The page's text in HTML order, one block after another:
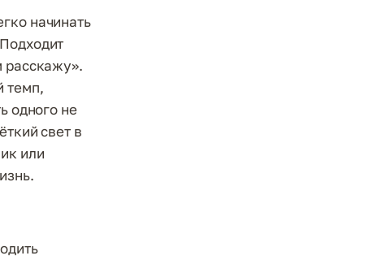
начинать
расскажу».
темп,
одного не
свет в
или